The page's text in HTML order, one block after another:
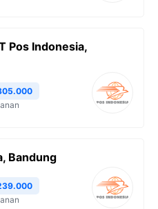
Pos Indonesia,
Bandung